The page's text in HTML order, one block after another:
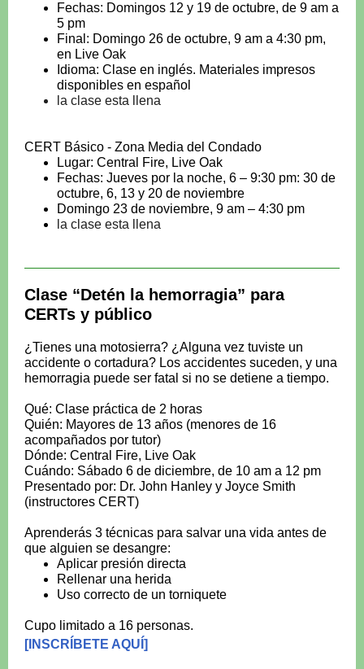
Fechas: Domingos 12 y 19 de octubre, de 9 am a
5 pm
Final: Domingo 26 de octubre, 9 am a 4:30 pm,
en Live Oak
Idioma: Clase en inglés. Materiales impresos
disponibles en español
la clase esta llena
CERT Básico - Zona Media del Condado
Lugar: Central Fire, Live Oak
Fechas: Jueves por la noche, 6 – 9:30 pm: 30 de
octubre, 6, 13 y 20 de noviembre
Domingo 23 de noviembre, 9 am – 4:30 pm
la clase esta llena
Clase “Detén la hemorragia” para
CERTs y público
¿Tienes una motosierra? ¿Alguna vez tuviste un
accidente o cortadura? Los accidentes suceden, y una
hemorragia puede ser fatal si no se detiene a tiempo.
Qué: Clase práctica de 2 horas
Quién: Mayores de 13 años (menores de 16
acompañados por tutor)
Dónde: Central Fire, Live Oak
Cuándo: Sábado 6 de diciembre, de 10 am a 12 pm
Presentado por: Dr. John Hanley y Joyce Smith
(instructores CERT)
Aprenderás 3 técnicas para salvar una vida antes de
que alguien se desangre:
Aplicar presión directa
Rellenar una herida
Uso correcto de un torniquete
Cupo limitado a 16 personas.
[INSCRÍBETE AQUÍ]